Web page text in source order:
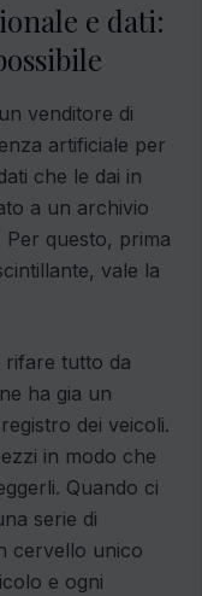
e dati:
venditore di
artificiale per
che le dai in
a un archivio
questo, prima
vale la
rifare tutto da
ha gia un
dei veicoli.
in modo che
Quando ci
serie di
cervello unico
e ogni